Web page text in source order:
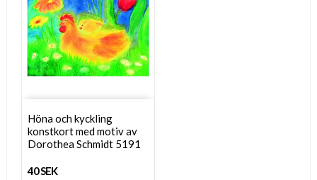
Höna och kyckling
konstkort med motiv av
Dorothea Schmidt 5191
40 SEK